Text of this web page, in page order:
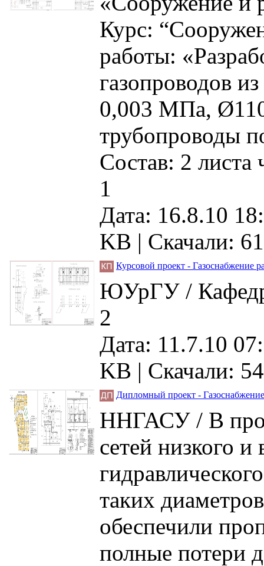
Курс:
работы:
газопроводов
0,003 МПа,
трубопроводы
Состав: 2
1
Дата: 16.8.10
KB | Скачали: 61
Курсовой проект - Газоснабжение
ЮУрГУ /
2
Дата: 11.7.10
KB | Скачали: 54
Дипломный проект -
ННГАСУ / В
сетей низкого
таких
обеспечили
полные потери